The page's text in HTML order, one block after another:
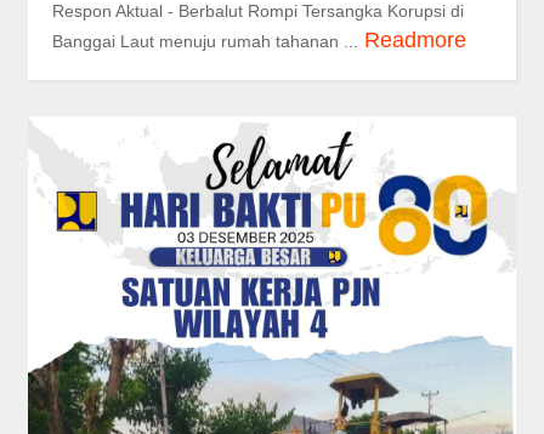
Respon Aktual - Berbalut Rompi Tersangka Korupsi di
Banggai Laut menuju rumah tahanan ...
Readmore